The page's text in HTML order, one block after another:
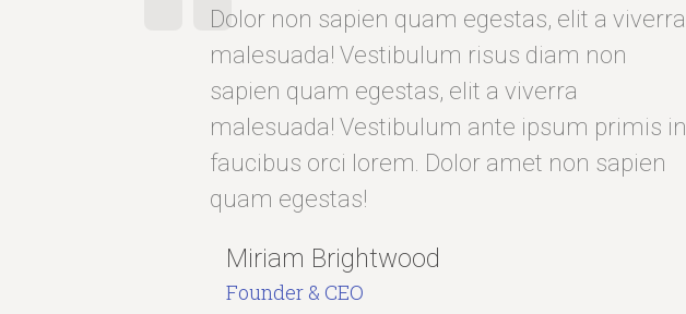
Dolor non sapien quam egestas, elit a viverra
malesuada! Vestibulum risus diam non
sapien quam egestas, elit a viverra
malesuada! Vestibulum ante ipsum primis in
faucibus orci lorem. Dolor amet non sapien
quam egestas!
Miriam Brightwood
Founder & CEO